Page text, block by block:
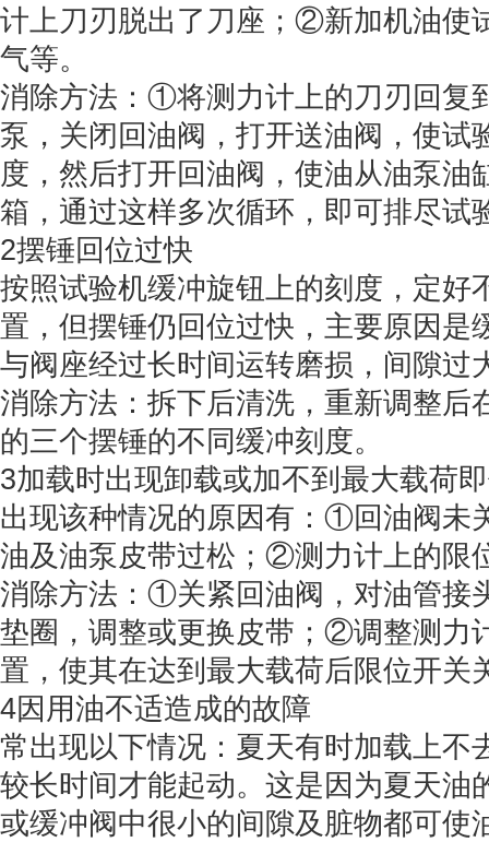
计上刀刃脱出了刀座；②新加机油使
气等。
消除方法：①将测力计上的刀刃回复
泵，关闭回油阀，打开送油阀，使试
度，然后打开回油阀，使油从油泵油
箱，通过这样多次循环，即可排尽试
2摆锤回位过快
按照试验机缓冲旋钮上的刻度，定好
置，但摆锤仍回位过快，主要原因是
与阀座经过长时间运转磨损，间隙过
消除方法：拆下后清洗，重新调整后
的三个摆锤的不同缓冲刻度。
3加载时出现卸载或加不到最大载荷
出现该种情况的原因有：①回油阀未
油及油泵皮带过松；②测力计上的限
消除方法：①关紧回油阀，对油管接
垫圈，调整或更换皮带；②调整测力
置，使其在达到最大载荷后限位开关
4因用油不适造成的故障
常出现以下情况：夏天有时加载上不
较长时间才能起动。这是因为夏天油
或缓冲阀中很小的间隙及脏物都可使